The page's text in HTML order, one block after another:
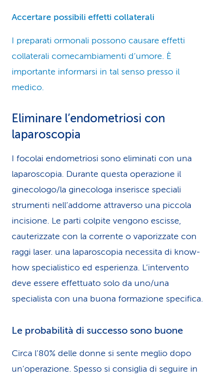
Accertare possibili effetti collaterali
I preparati ormonali possono causare effetti
collaterali comecambiamenti d’umore. È
importante informarsi in tal senso presso il
medico.
Eliminare l’endometriosi con
laparoscopia
I focolai endometriosi sono eliminati con una
laparoscopia. Durante questa operazione il
ginecologo/la ginecologa inserisce speciali
strumenti nell’addome attraverso una piccola
incisione. Le parti colpite vengono escisse,
cauterizzate con la corrente o vaporizzate con
raggi laser. una laparoscopia necessita di know-
how specialistico ed esperienza. L’intervento
deve essere effettuato solo da uno/una
specialista con una buona formazione specifica.
Le probabilità di successo sono buone
Circa l’80% delle donne si sente meglio dopo
un’operazione. Spesso si consiglia di seguire in